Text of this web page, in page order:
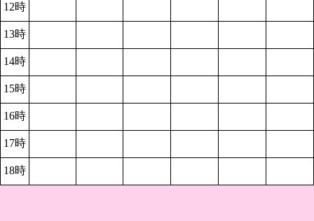
12時
13時
14時
15時
16時
17時
18時